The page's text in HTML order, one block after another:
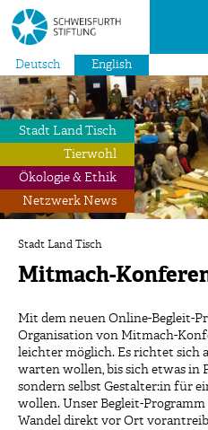
Deutsch English
Stadt Land Tisch
Tierwohl
Ökologie & Ethik
Netzwerk News
Stadt Land Tisch
Mitmach-
Mit dem neuen Online-Begleit-
Organisation von Mitmach-
leichter möglich. Es richtet sich
warten wollen, bis sich etwas in
sondern selbst Gestalter:in für
wollen. Unser Begleit-
Wandel direkt vor Ort